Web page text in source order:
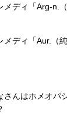
メディ「Arg-n.
メディ「Aur.（
さんはホメオパ